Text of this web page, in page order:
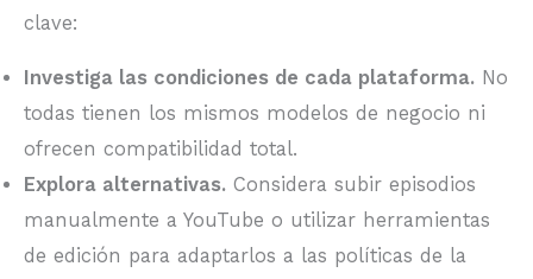
clave:
Investiga las condiciones de cada plataforma. No
todas tienen los mismos modelos de negocio ni
ofrecen compatibilidad total.
Explora alternativas. Considera subir episodios
manualmente a YouTube o utilizar herramientas
de edición para adaptarlos a las políticas de la